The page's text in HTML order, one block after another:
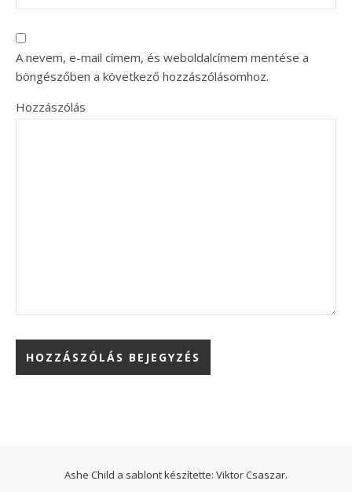
A nevem, e-mail címem, és weboldalcímem mentése a
böngészőben a következő hozzászólásomhoz.
Hozzászólás
Ashe Child a sablont készítette: Viktor Csaszar.